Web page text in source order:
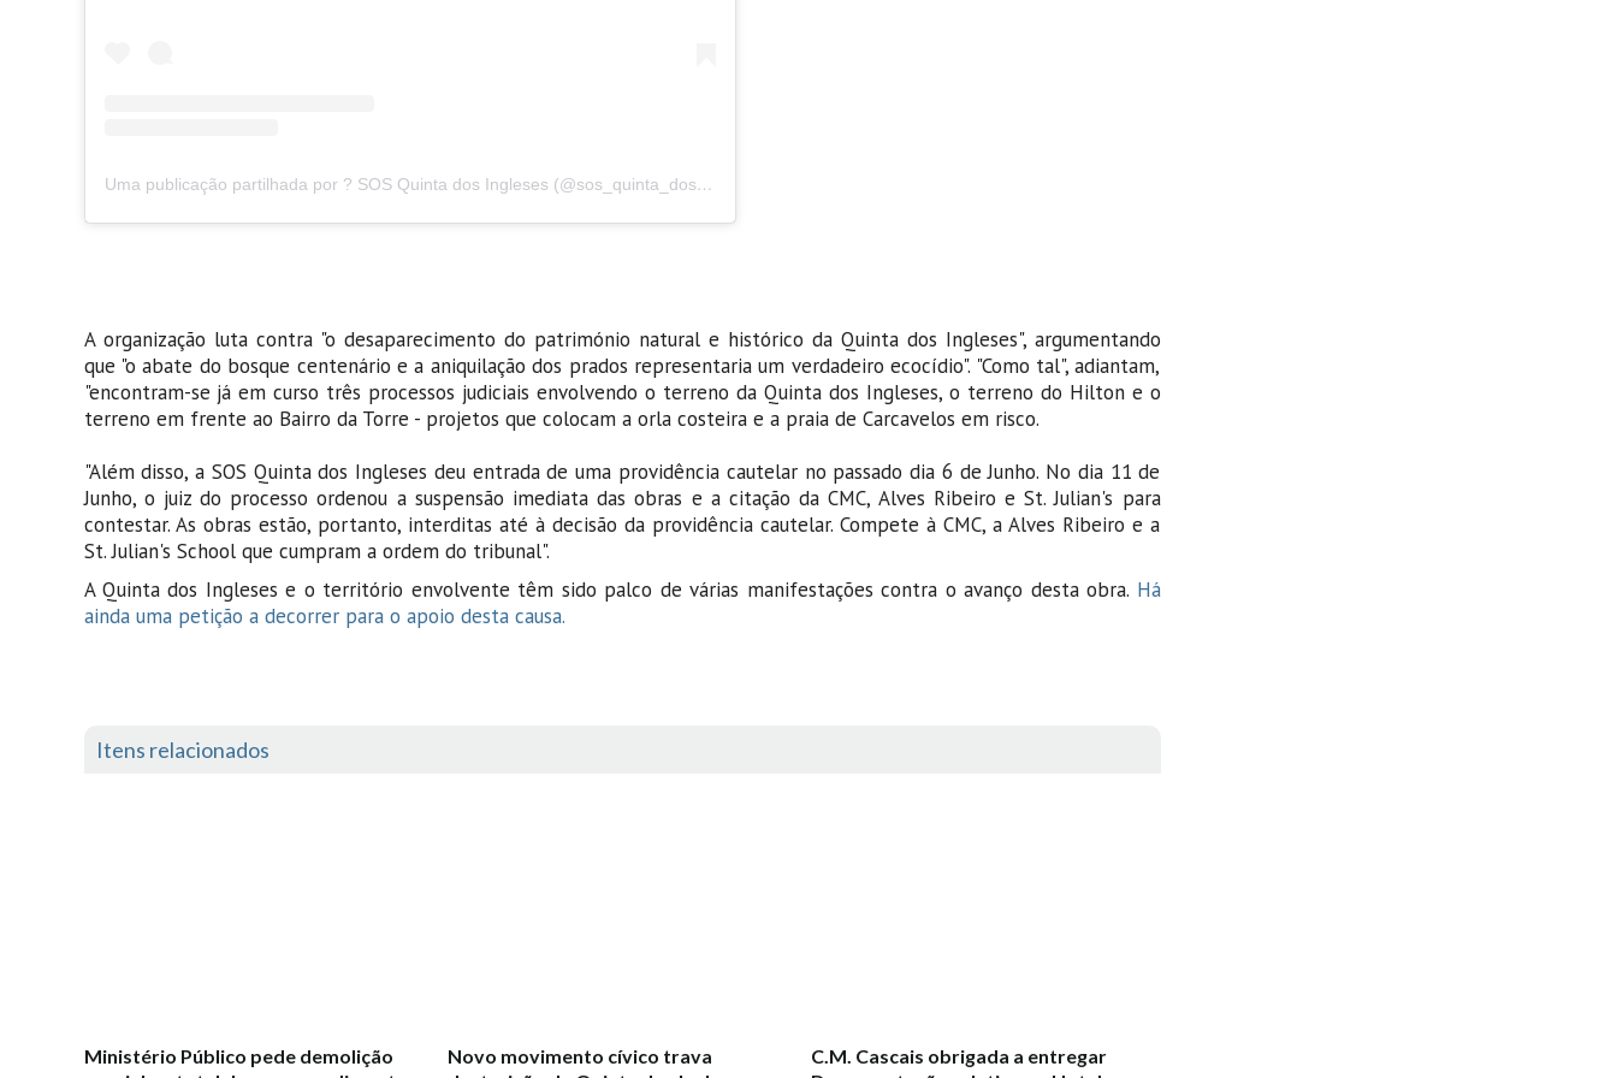
Uma publicação partilhada por ? SOS Quinta dos Ingleses (@sos_quinta_dos_ingleses)
A organização luta contra "o desaparecimento do património natural e histórico da Quinta dos Ingleses", argumentando
que "o abate do bosque centenário e a aniquilação dos prados representaria um verdadeiro ecocídio". "Como tal", adiantam,
"encontram-se já em curso três processos judiciais envolvendo o terreno da Quinta dos Ingleses, o terreno do Hilton e o
terreno em frente ao Bairro da Torre - projetos que colocam a orla costeira e a praia de Carcavelos em risco.
"Além disso, a SOS Quinta dos Ingleses deu entrada de uma providência cautelar no passado dia 6 de Junho. No dia 11 de
Junho, o juiz do processo ordenou a suspensão imediata das obras e a citação da CMC, Alves Ribeiro e St. Julian's para
contestar. As obras estão, portanto, interditas até à decisão da providência cautelar. Compete à CMC, a Alves Ribeiro e a
St. Julian's School que cumpram a ordem do tribunal".
A Quinta dos Ingleses e o território envolvente têm sido palco de várias manifestações contra o avanço desta obra. Há
ainda uma petição a decorrer para o apoio desta causa.
Itens relacionados
Ministério Público pede demolição
Novo movimento cívico trava
C.M. Cascais obrigada a entregar